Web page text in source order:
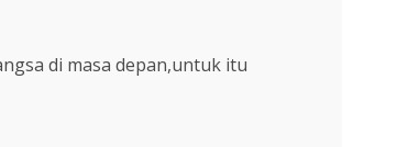
di masa depan,untuk itu